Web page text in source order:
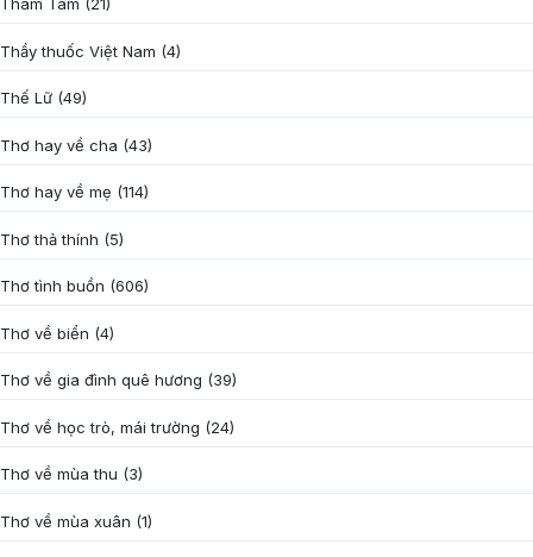
Thầy thuốc Việt Nam (4)
Thế Lữ (49)
Thơ hay về cha (43)
Thơ hay về mẹ (114)
Thơ thả thính (5)
Thơ tình buồn (606)
Thơ về biển (4)
Thơ về gia đình quê hương (39)
Thơ về học trò, mái trường (24)
Thơ về mùa thu (3)
Thơ về mùa xuân (1)